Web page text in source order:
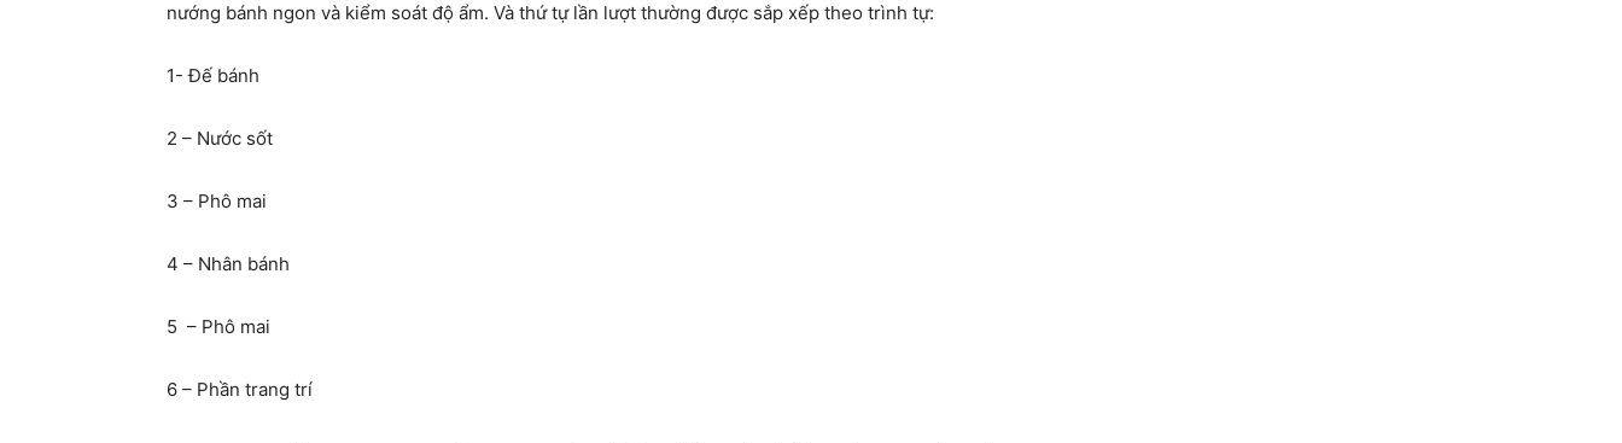
nướng bánh ngon và kiểm soát độ ẩm. Và thứ tự lần lượt thường được sắp xếp theo trình tự:
1- Đế bánh
2 – Nước sốt
3 – Phô mai
4 – Nhân bánh
5 – Phô mai
6 – Phần trang trí